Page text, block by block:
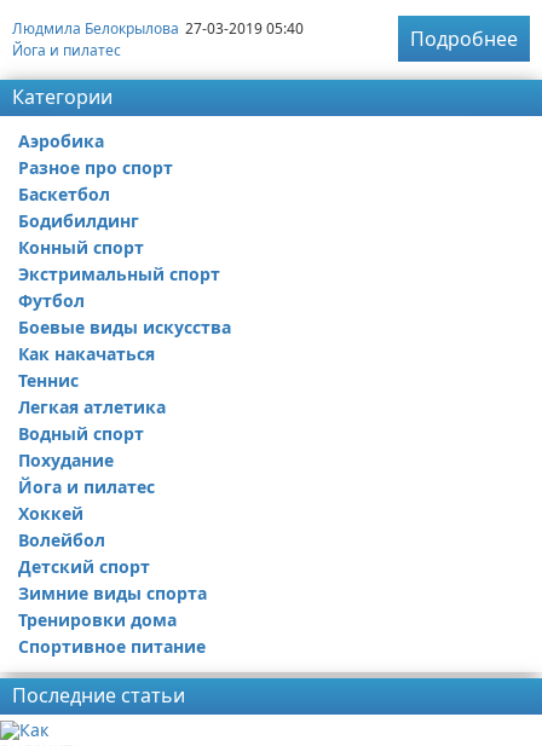
Людмила Белокрылова 27-03-2019 05:40
Йога и пилатес
Подробнее
Категории
Аэробика
Разное про спорт
Баскетбол
Бодибилдинг
Конный спорт
Экстримальный спорт
Футбол
Боевые виды искусства
Как накачаться
Теннис
Легкая атлетика
Водный спорт
Похудание
Йога и пилатес
Хоккей
Волейбол
Детский спорт
Зимние виды спорта
Тренировки дома
Спортивное питание
Последние статьи